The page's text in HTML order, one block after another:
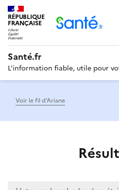
RÉPUBLIQUE
FRANÇAISE
Santé.fr
L'information fiable, utile pour
Voir le fil d’Ariane
Votre recherche